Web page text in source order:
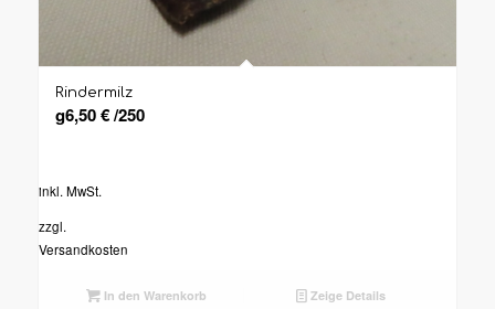
Rindermilz
6,50€ /250
g
inkl. MwSt.
zzgl.
Versandkosten
In den Warenkorb Zeige Details